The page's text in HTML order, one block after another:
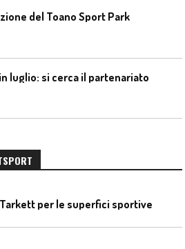
del Toano Sport Park
luglio: si cerca il partenariato
per le superfici sportive